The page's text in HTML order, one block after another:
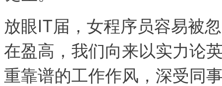
放眼IT届，女程序员容易被
在盈高，我们向来以实力论
重靠谱的工作作风，深受同